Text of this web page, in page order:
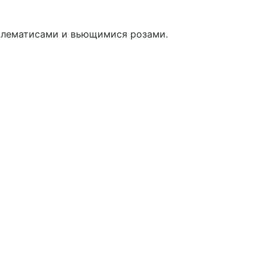
и вьющимися розами.